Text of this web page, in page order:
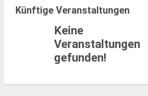
Künftige Veranstaltungen
Keine
Veranstaltungen
gefunden!